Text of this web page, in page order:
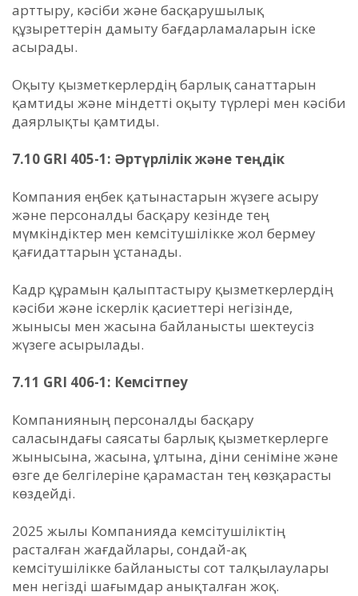
арттыру, кәсіби және басқарушылық
құзыреттерін дамыту бағдарламаларын іске
асырады.
Оқыту қызметкерлердің барлық санаттарын
қамтиды және міндетті оқыту түрлері мен кәсіби
даярлықты қамтиды.
7.10 GRI 405-1: Әртүрлілік және теңдік
Компания еңбек қатынастарын жүзеге асыру
және персоналды басқару кезінде тең
мүмкіндіктер мен кемсітушілікке жол бермеу
қағидаттарын ұстанады.
Кадр құрамын қалыптастыру қызметкерлердің
кәсіби және іскерлік қасиеттері негізінде,
жынысы мен жасына байланысты шектеусіз
жүзеге асырылады.
7.11 GRI 406-1: Кемсітпеу
Компанияның персоналды басқару
саласындағы саясаты барлық қызметкерлерге
жынысына, жасына, ұлтына, діни сеніміне және
өзге де белгілеріне қарамастан тең көзқарасты
көздейді.
2025 жылы Компанияда кемсітушіліктің
расталған жағдайлары, сондай-ақ
кемсітушілікке байланысты сот талқылаулары
мен негізді шағымдар анықталған жоқ.